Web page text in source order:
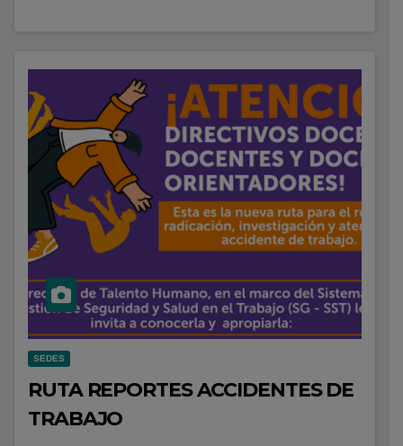
SEDES
RUTA REPORTES ACCIDENTES DE
TRABAJO